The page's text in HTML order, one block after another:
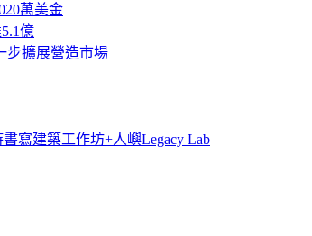
萬美金
億
步擴展營造市場
寫建築工作坊+人嶼Legacy Lab